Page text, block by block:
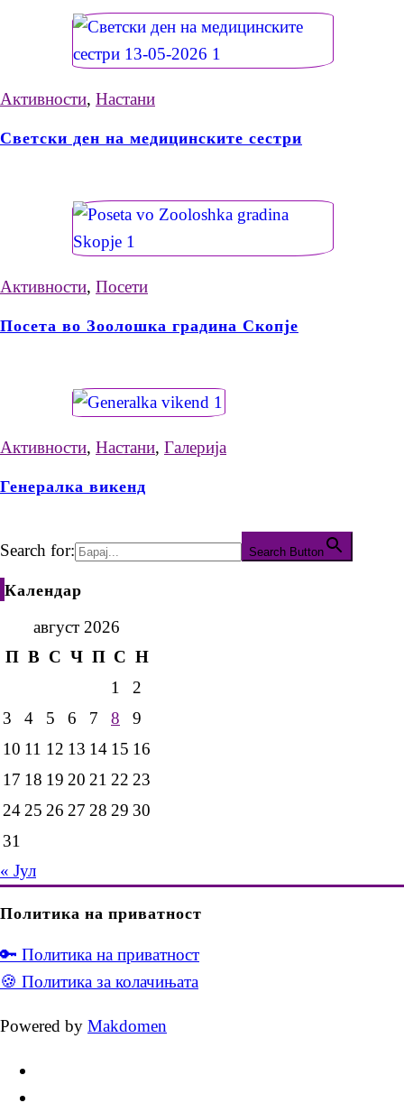
Активности, Настани
Светски ден на медицинските сестри
Активности, Посети
Посета во Зоолошка градина Скопје
Активности, Настани, Галерија
Генералка викенд
Search for: Search Button
Календар
август 2026
П В С Ч П С Н
1
2
3
4 5 6 7 8
9
10 11 12 13 14 15 16
17 18 19 20 21 22 23
24 25 26 27 28 29 30
31
« Јул
Политика на приватност
🔑 Политика на приватност
🍪 Политика за колачињата
Powered by Makdomen